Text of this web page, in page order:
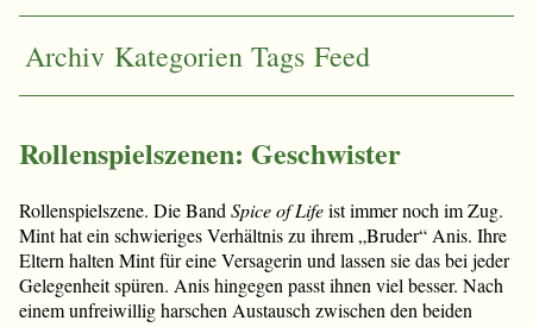
Archiv Kategorien Tags Feed
Rollenspielszenen: Geschwister
Rollenspielszene. Die Band Spice of Lifeist immer noch im Zug.
Mint hat ein schwieriges Verhältnis zu ihrem „Bruder“ Anis. Ihre
Eltern halten Mint für eine Versagerin und lassen sie das bei jeder
Gelegenheit spüren. Anis hingegen passt ihnen viel besser. Nach
einem unfreiwillig harschen Austausch zwischen den beiden